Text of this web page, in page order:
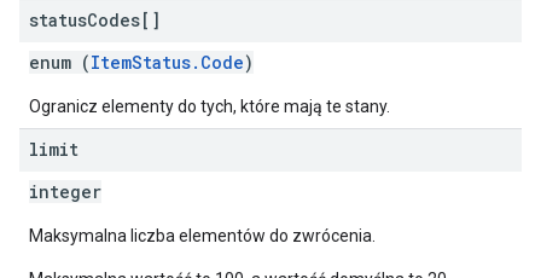
statusCodes[]
enum (ItemStatus.Code)
Ogranicz elementy do tych, które mają te stany.
limit
integer
Maksymalna liczba elementów do zwrócenia.